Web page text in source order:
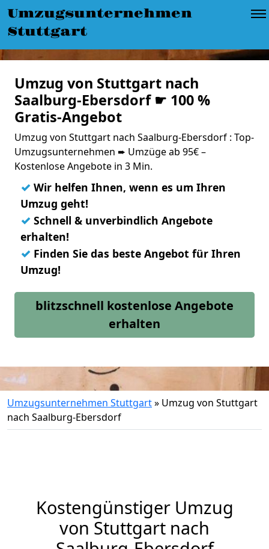
Umzugsunternehmen
Stuttgart
Umzug von Stuttgart nach
Saalburg-Ebersdorf ☛ 100 %
Gratis-Angebot
Umzug von Stuttgart nach Saalburg-Ebersdorf : Top-
Umzugsunternehmen ➨ Umzüge ab 95€ –
Kostenlose Angebote in 3 Min.
✓ Wir helfen Ihnen, wenn es um Ihren
Umzug geht!
✓ Schnell & unverbindlich Angebote
erhalten!
✓ Finden Sie das beste Angebot für Ihren
Umzug!
blitzschnell kostenlose Angebote
erhalten
Umzugsunternehmen Stuttgart» Umzug von Stuttgart
nach Saalburg-Ebersdorf
Kostengünstiger Umzug
von Stuttgart nach